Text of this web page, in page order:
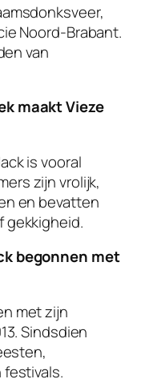
Noord-Brabant.
van
maakt Vieze
is vooral
zijn vrolijk,
en bevatten
gekkigheid.
begonnen met
met zijn
Sindsdien
festivals.